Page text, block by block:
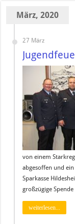
März, 2020
27 März
von einem
abgesoffen und
Sparkasse
großzügige
weiterlesen...